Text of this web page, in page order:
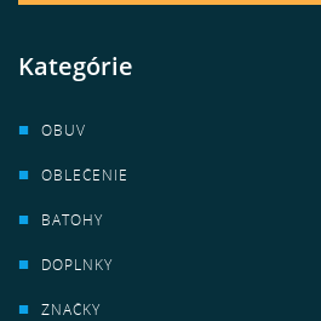
Kategórie
OBUV
OBLEČENIE
BATOHY
DOPLNKY
ZNAČKY